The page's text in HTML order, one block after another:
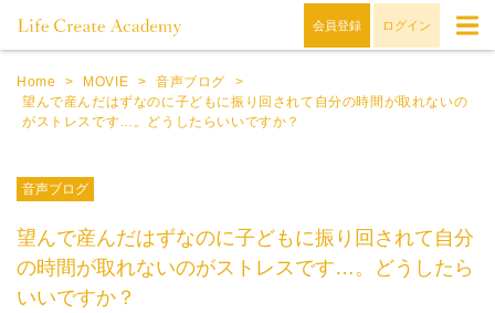
会員登録 ログイン
Home > MOVIE > 音声ブログ
>
望んで産んだはずなのに子どもに振り回されて自分の時間が取れないの
がストレスです…。どうしたらいいですか？
音声ブログ
望んで産んだはずなのに子どもに振り回されて自分
の時間が取れないのがストレスです…。どうしたら
いいですか？